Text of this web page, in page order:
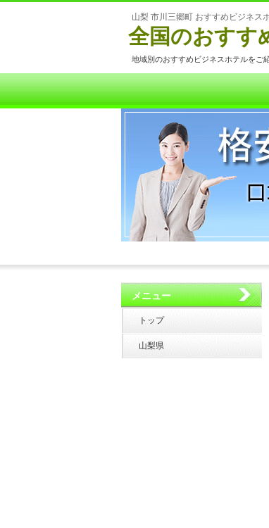
山梨 市川三郷町 おすすめビジネス
全国のおすす
地域別のおすすめビジネスホテルをご
メニュー
トップ
山梨県